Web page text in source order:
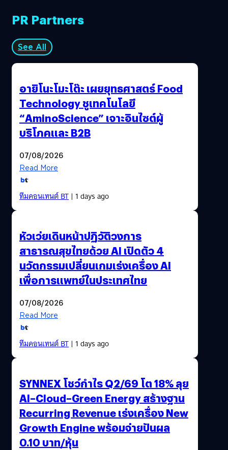
PR Partners
See All
อายิโนะโมะโต๊ะ เผยยุทธศาสตร์ Food
Technology ชูเทคโนโลยี
“AminoScience” เจาะอินไซต์ผู้
บริโภคและ B2B
07/08/2026
Read More
ทีมคอนเทนต์ BT| 1 days ago
หัวเว่ยเดินหน้าปฏิวัติวงการ
สาธารณสุขไทยด้วย AI เปิดตัว 4
นวัตกรรมเปลี่ยนเกมเร่งเครื่อง AI
เพื่อการแพทย์ในประเทศไทย
07/08/2026
Read More
ทีมคอนเทนต์ BT| 1 days ago
SYNNEX โชว์กำไร Q2/69 โต 18% ลุย
AI–Cloud–Green Energy สร้างฐาน
Recurring Revenue เร่งเครื่อง New
Growth Engine พร้อมจ่ายปันผล
0.10 บาท/หุ้น